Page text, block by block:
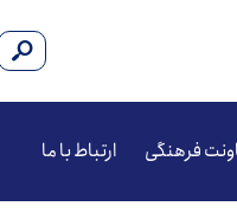
فرهنگی ارتباط با ما